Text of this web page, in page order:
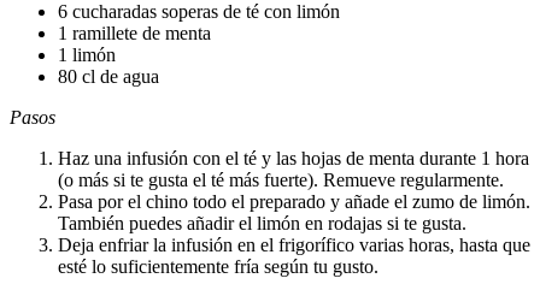
6 cucharadas soperas de té con limón
1 ramillete de menta
1 limón
80 cl de agua
Pasos
Haz una infusión con el té y las hojas de menta durante 1 hora
(o más si te gusta el té más fuerte). Remueve regularmente.
Pasa por el chino todo el preparado y añade el zumo de limón.
También puedes añadir el limón en rodajas si te gusta.
Deja enfriar la infusión en el frigorífico varias horas, hasta que
esté lo suficientemente fría según tu gusto.